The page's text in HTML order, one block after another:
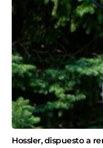
Hossler, dispuesto a